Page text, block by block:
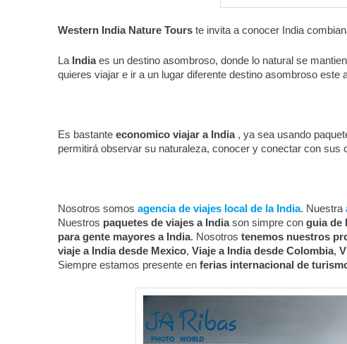
Western India Nature Tours te invita a conocer India
La ​ Indiaes un ​destino asombroso​, donde lo natural se
quieres viajar e ir a un lugar diferente destino asombroso
Es bastante​economico ​viajar a India, ya sea usando
permitirá observar su naturaleza, conocer y conectar con
Nosotros somosagencia de viajes local de la India. Nuestra
Nuestros paquetes de viajes a Indiason simpre conguia de
para gente mayores a India. Nosotrostenemos nuestros
viaje a India desde Mexico,Viaje a India desde Colombia,
Siempre estamos presente enferias internacional de